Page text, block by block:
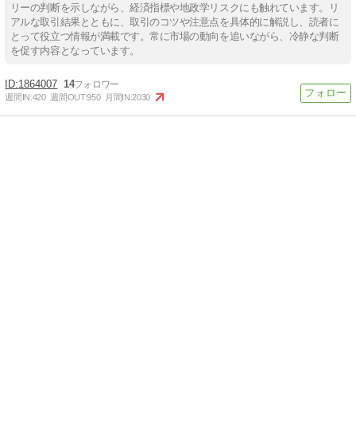
リーの判断を示しながら、経済指標や地政学リスクにも触れています。リ
アルな取引結果とともに、取引のコツや注意点を具体的に解説し、読者に
とって役立つ情報が満載です。常に市場の動向を追いながら、冷静な判断
を促す内容となっています。
1864007 14
週間IN:420 週間OUT:950 月間IN:2030